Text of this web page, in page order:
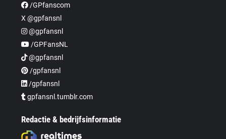
/GPfanscom
X @gpfansnl
@gpfansnl
/GPFansNL
@gpfansnl
/gpfansnl
/gpfansnl
gpfansnl.tumblr.com
Redactie & bedrijfsinformatie